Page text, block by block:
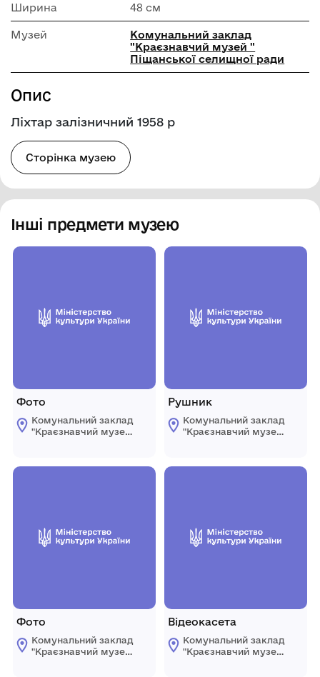
Ширина 48 см
Музей
Комунальний заклад
"Краєзнавчий музей "
Піщанської селищної ради
Опис
Ліхтар залізничний 1958 р
Сторінка музею
Інші предмети музею
Фото
Комунальний заклад
"Краєзнавчий музей
Фото
Комунальний заклад
"Краєзнавчий музей
Рушник
Комунальний заклад
"Краєзнавчий музей
Відеокасета
Комунальний заклад
"Краєзнавчий музей